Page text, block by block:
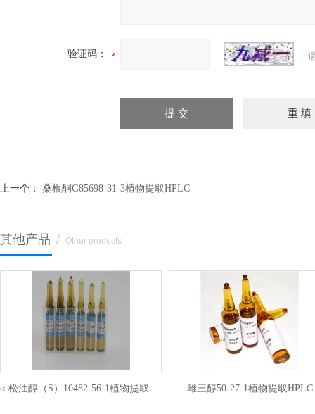
验证码：
上一个： 桑根酮G85698-31-3植物提取HPLC
其他产品 / Other products
α-松油醇（S）10482-56-1植物提取HPLC 雌三醇50-27-1植物提取HPLC